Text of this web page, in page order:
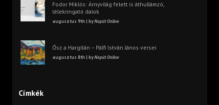
Fodor Miklós: Árnyvilág felett is áthullámzó,
lélekringató dalok
augusztus 9th | byNapút Online
Ősz a Hargitán – Pálfi István János versei
augusztus 8th | byNapút Online
Címkék